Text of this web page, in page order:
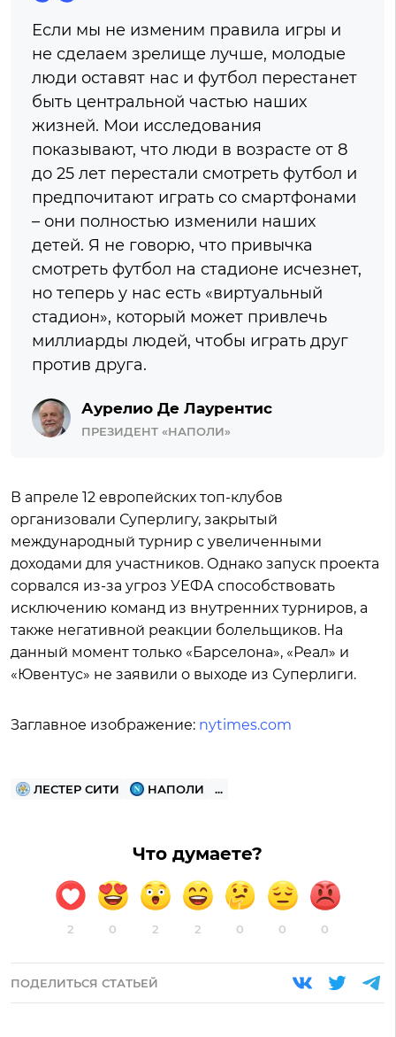
Если мы не изменим правила игры и
не сделаем зрелище лучше, молодые
люди оставят нас и футбол перестанет
быть центральной частью наших
жизней. Мои исследования
показывают, что люди в возрасте от 8
до 25 лет перестали смотреть футбол и
предпочитают играть со смартфонами
– они полностью изменили наших
детей. Я не говорю, что привычка
смотреть футбол на стадионе исчезнет,
​​но теперь у нас есть «виртуальный
стадион», который может привлечь
миллиарды людей, чтобы играть друг
против друга.
Аурелио Де Лаурентис
ПРЕЗИДЕНТ «НАПОЛИ»
В апреле 12 европейских топ-клубов
организовали Суперлигу, закрытый
международный турнир с увеличенными
доходами для участников. Однако запуск проекта
сорвался из-за угроз УЕФА способствовать
исключению команд из внутренних турниров, а
также негативной реакции болельщиков. На
данный момент только «Барселона», «Реал» и
«Ювентус» не заявили о выходе из Суперлиги.
Заглавное изображение: nytimes.com
ЛЕСТЕР СИТИ НАПОЛИ ...
Что думаете?
2 0 2 2 0 0 0
ПОДЕЛИТЬСЯ СТАТЬЕЙ